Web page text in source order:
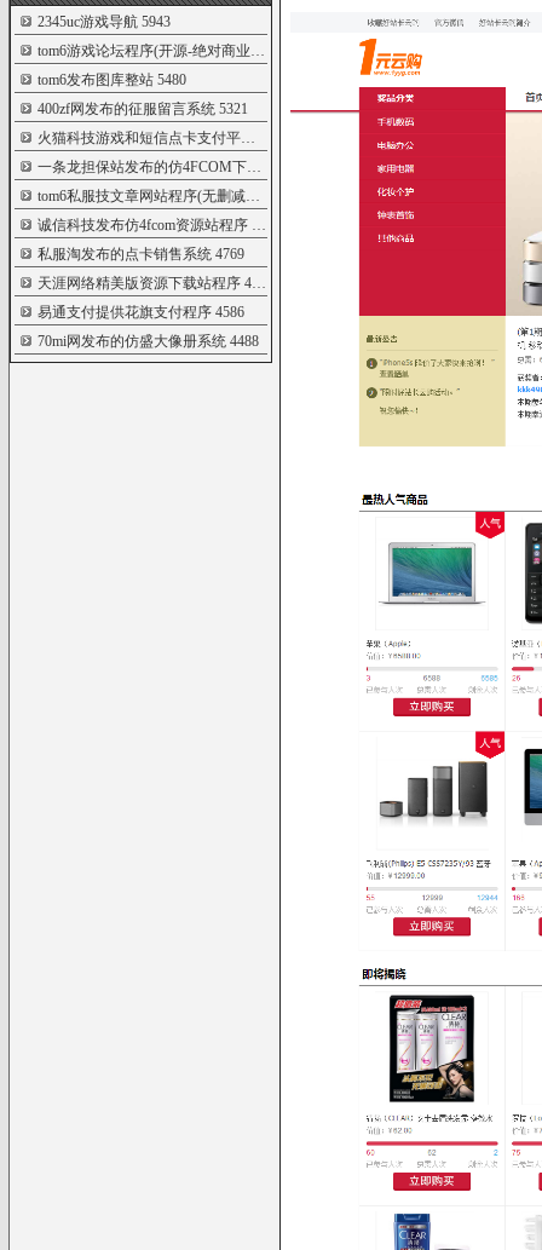
2345uc游戏导航5943
tom6游戏论坛程序(开源-绝对商业可检测
tom6发布图库整站5480
400zf网发布的征服留言系统5321
火猫科技游戏和短信点卡支付平台程序
一条龙担保站发布的仿4FCOM下载站系统
tom6私服技文章网站程序(无删减版)
诚信科技发布仿4fcom资源站程序4837
私服淘发布的点卡销售系统4769
天涯网络精美版资源下载站程序4654
易通支付提供花旗支付程序4586
70mi网发布的仿盛大像册系统4488